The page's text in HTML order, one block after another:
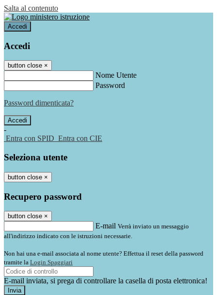
Salta al contenuto
Accedi
Accedi
button close ×
Nome Utente
Password
Password dimenticata?
-
Entra con SPID Entra con CIE
Seleziona utente
button close ×
Recupero password
button close ×
E-mail Verrà inviato un messaggio
all'indirizzo indicato con le istruzioni necessarie.
Non hai una e-mail associata al nome utente? Effettua il reset della password
tramite la Login Spaggiari
E-mail inviata, si prega di controllare la casella di posta elettronica!